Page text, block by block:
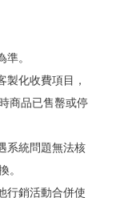
。
製化收費項目，
商品已售罊或停
系統問題無法核
。
行銷活動合併使